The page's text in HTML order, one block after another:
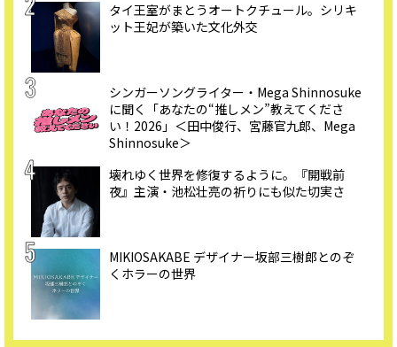
タイ王室がまとうオートクチュール。シリキ
ット王妃が築いた文化外交
シンガーソングライター・Mega Shinnosuke
に聞く「あなたの“推しメン”教えてくださ
い！2026」＜田中俊行、宮藤官九郎、Mega
Shinnosuke＞
壊れゆく世界を修復するように。『開戦前
夜』主演・池松壮亮の祈りにも似た切実さ
MIKIOSAKABE デザイナー坂部三樹郎とのぞ
くホラーの世界